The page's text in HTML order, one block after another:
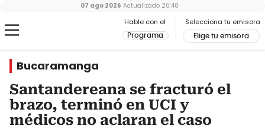
Hable con el
Programa
Selecciona tu emisora
Elige tu emisora
07 ago 2026 Actualizado 20:48
Bucaramanga
Santandereana se fracturó el
brazo, terminó en UCI y
médicos no aclaran el caso